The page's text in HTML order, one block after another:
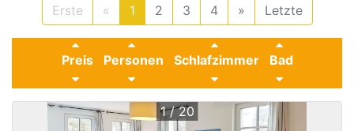
Erste « 1 2 3 4 » Letzte
Preis Personen Schlafzimmer Bad
1 / 20